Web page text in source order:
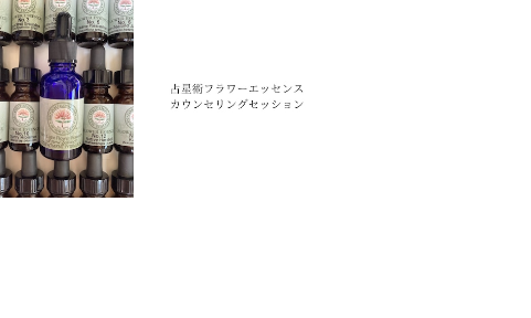
占星術フラワーエッセンスカウンセリングセッ
ション（国内発送のみ対応）
¥20,000